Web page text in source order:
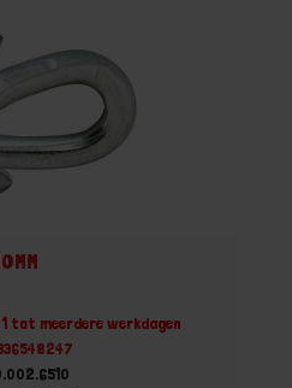
tot meerdere werkdagen